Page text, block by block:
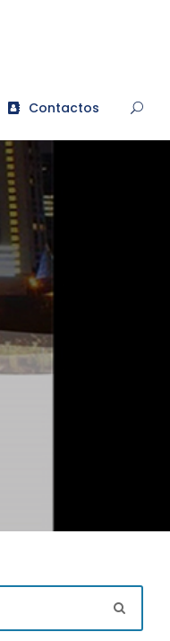
Contactos